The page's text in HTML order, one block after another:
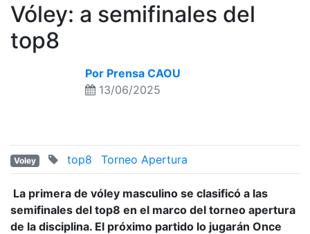
Vóley: a semifinales del
top8
Por Prensa CAOU
13/06/2025
Voley top8 Torneo Apertura
La primera de vóley masculino se clasificó a las
semifinales del top8 en el marco del torneo apertura
de la disciplina. El próximo partido lo jugarán Once